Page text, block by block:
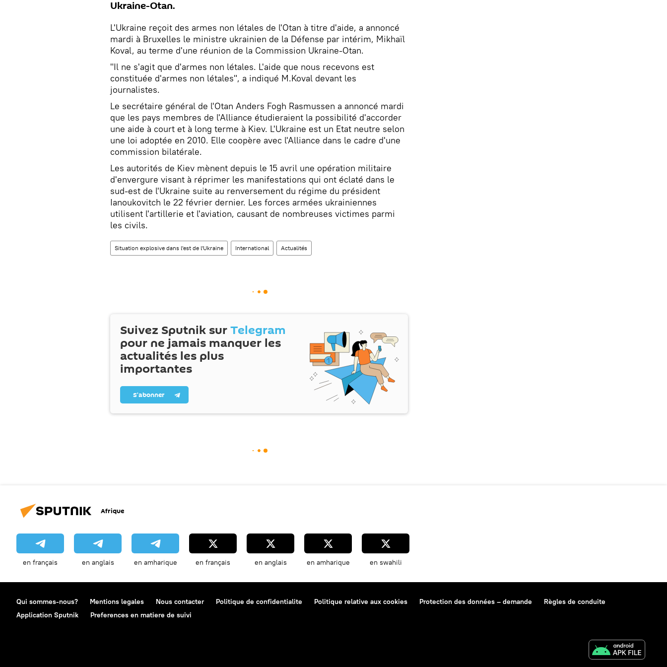
Ukraine-Otan.
L'Ukraine reçoit des armes non létales de l'Otan à titre d'aide, a annoncé
mardi à Bruxelles le ministre ukrainien de la Défense par intérim, Mikhaïl
Koval, au terme d'une réunion de la Commission Ukraine-Otan.
"Il ne s'agit que d'armes non létales. L'aide que nous recevons est
constituée d'armes non létales", a indiqué M.Koval devant les
journalistes.
Le secrétaire général de l'Otan Anders Fogh Rasmussen a annoncé mardi
que les pays membres de l'Alliance étudieraient la possibilité d'accorder
une aide à court et à long terme à Kiev. L'Ukraine est un Etat neutre selon
une loi adoptée en 2010. Elle coopère avec l'Alliance dans le cadre d'une
commission bilatérale.
Les autorités de Kiev mènent depuis le 15 avril une opération militaire
d'envergure visant à réprimer les manifestations qui ont éclaté dans le
sud-est de l'Ukraine suite au renversement du régime du président
Ianoukovitch le 22 février dernier. Les forces armées ukrainiennes
utilisent l'artillerie et l'aviation, causant de nombreuses victimes parmi
les civils.
Situation explosive dans l'est de l'Ukraine International Actualités
Suivez Sputnik surTelegram
pour ne jamais manquer les
actualités les plus
importantes
S’abonner
Afrique
en français en anglais en amharique en français en anglais en amharique en swahili
Qui sommes-nous? Mentions legales Nous contacter Politique de confidentialite Politique relative aux cookies Protection des données – demande
Règles de conduite
Application Sputnik
Preferences en matiere de suivi